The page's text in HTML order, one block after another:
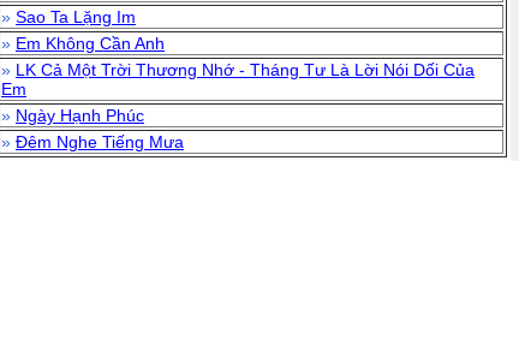
» Sao Ta Lặng Im
» Em Không Cần Anh
» LK Cả Một Trời Thương Nhớ - Tháng Tư Là Lời Nói Dối Của
Em
» Ngày Hạnh Phúc
» Đêm Nghe Tiếng Mưa